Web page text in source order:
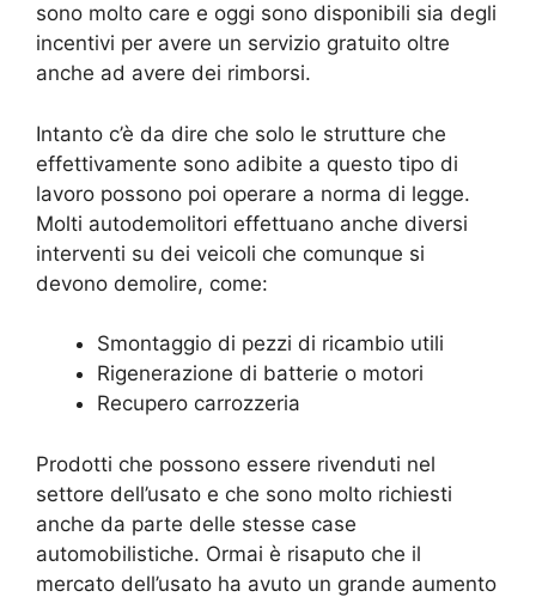
sono molto care e oggi sono disponibili sia degli
incentivi per avere un servizio gratuito oltre
anche ad avere dei rimborsi.
Intanto c’è da dire che solo le strutture che
effettivamente sono adibite a questo tipo di
lavoro possono poi operare a norma di legge.
Molti autodemolitori effettuano anche diversi
interventi su dei veicoli che comunque si
devono demolire, come:
Smontaggio di pezzi di ricambio utili
Rigenerazione di batterie o motori
Recupero carrozzeria
Prodotti che possono essere rivenduti nel
settore dell’usato e che sono molto richiesti
anche da parte delle stesse case
automobilistiche. Ormai è risaputo che il
mercato dell’usato ha avuto un grande aumento